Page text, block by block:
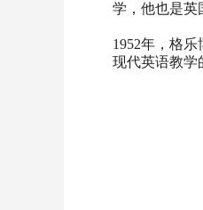
学，他也是英
1952年，格
现代英语教学